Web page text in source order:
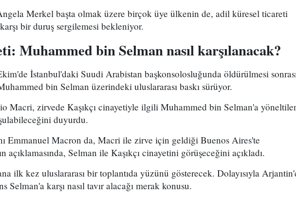
Merkel başta olmak üzere birçok üye ülkenin de, adil küresel ticareti
bir duruş sergilemesi bekleniyor.
Muhammed bin Selman nasıl karşılanacak?
İstanbul'daki Suudi Arabistan başkonsolosluğunda öldürülmesi
bin Selman üzerindeki uluslararası baskı sürüyor.
Macri, zirvede Kaşıkçı cinayetiyle ilgili Muhammed bin Selman'a
duyurdu.
Emmanuel Macron da, Macri ile zirve için geldiği Buenos Aires'te
açıklamasında, Selman ile Kaşıkçı cinayetini görüşeceğini açıkladı.
ilk kez uluslararası bir toplantıda yüzünü gösterecek. Dolayısıyla
Selman'a karşı nasıl tavır alacağı merak konusu.